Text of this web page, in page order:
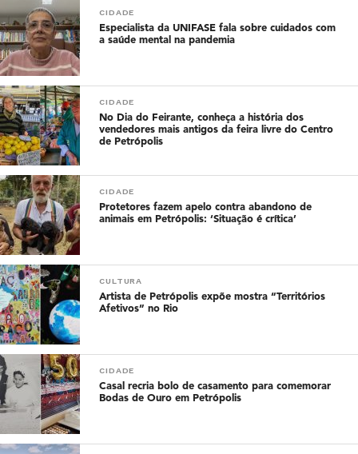
CIDADE
Especialista da UNIFASE fala sobre cuidados com
a saúde mental na pandemia
CIDADE
No Dia do Feirante, conheça a história dos
vendedores mais antigos da feira livre do Centro
de Petrópolis
CIDADE
Protetores fazem apelo contra abandono de
animais em Petrópolis: ‘Situação é crítica’
CULTURA
Artista de Petrópolis expõe mostra “Territórios
Afetivos” no Rio
CIDADE
Casal recria bolo de casamento para comemorar
Bodas de Ouro em Petrópolis